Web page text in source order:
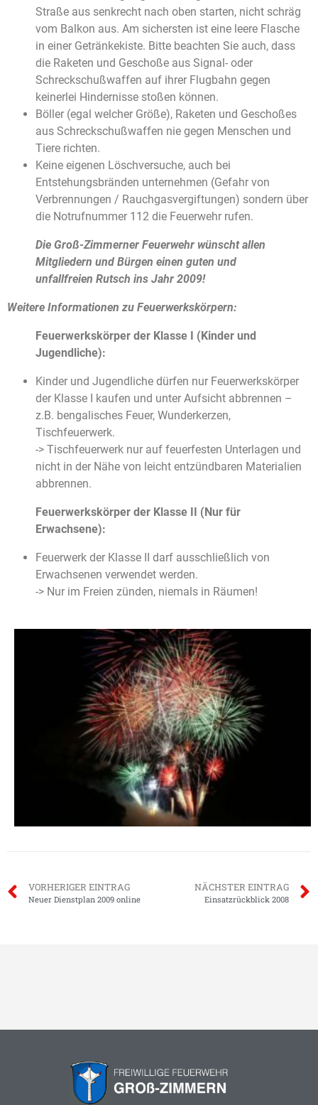
Straße aus senkrecht nach oben starten, nicht schräg
vom Balkon aus. Am sichersten ist eine leere Flasche
in einer Getränkekiste. Bitte beachten Sie auch, dass
die Raketen und Geschoße aus Signal- oder
Schreckschußwaffen auf ihrer Flugbahn gegen
keinerlei Hindernisse stoßen können.
Böller (egal welcher Größe), Raketen und Geschoßes
aus Schreckschußwaffen nie gegen Menschen und
Tiere richten.
Keine eigenen Löschversuche, auch bei
Entstehungsbränden unternehmen (Gefahr von
Verbrennungen / Rauchgasvergiftungen) sondern über
die Notrufnummer 112 die Feuerwehr rufen.
Die Groß-Zimmerner Feuerwehr wünscht allen
Mitgliedern und Bürgen einen guten und
unfallfreien Rutsch ins Jahr 2009!
Weitere Informationen zu Feuerwerkskörpern:
Feuerwerkskörper der Klasse I (Kinder und
Jugendliche):
Kinder und Jugendliche dürfen nur Feuerwerkskörper
der Klasse I kaufen und unter Aufsicht abbrennen –
z.B. bengalisches Feuer, Wunderkerzen,
Tischfeuerwerk.
-> Tischfeuerwerk nur auf feuerfesten Unterlagen und
nicht in der Nähe von leicht entzündbaren Materialien
abbrennen.
Feuerwerkskörper der Klasse II (Nur für
Erwachsene):
Feuerwerk der Klasse II darf ausschließlich von
Erwachsenen verwendet werden.
-> Nur im Freien zünden, niemals in Räumen!
VORHERIGER EINTRAG
Neuer Dienstplan 2009 online
NÄCHSTER EINTRAG
Einsatzrückblick 2008